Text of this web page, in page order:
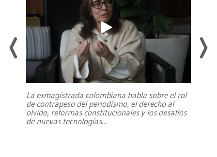
La exmagistrada colombiana habla sobre el rol
de contrapeso del periodismo, el derecho al
olvido, reformas constitucionales y los desafíos
de nuevas tecnologías...